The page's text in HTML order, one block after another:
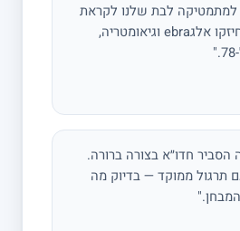
למתמטיקה לבת שלנו לקראת
בגרות. השיעורים חיזקו אלגebra וגיאומטריה,
חדו״א בצורה ברורה.
תרגול ממוקד — בדיוק מה